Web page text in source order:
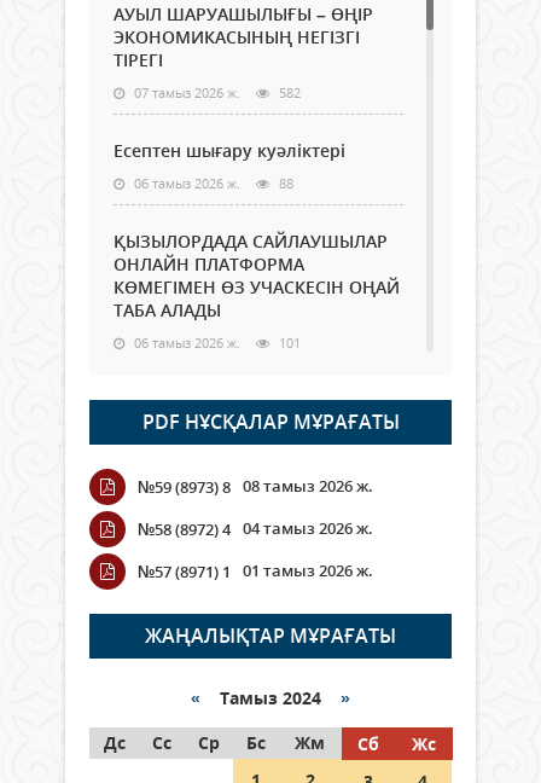
АУЫЛ ШАРУАШЫЛЫҒЫ – ӨҢІР
ЭКОНОМИКАСЫНЫҢ НЕГІЗГІ
ТІРЕГІ
07 тамыз 2026 ж. 582
Есептен шығару куәліктері
06 тамыз 2026 ж. 88
ҚЫЗЫЛОРДАДА САЙЛАУШЫЛАР
ОНЛАЙН ПЛАТФОРМА
КӨМЕГІМЕН ӨЗ УЧАСКЕСІН ОҢАЙ
ТАБА АЛАДЫ
06 тамыз 2026 ж. 101
Open Air: Қызылорда облысы
полиция департаменті 20
мыңнан астам көрерменнің
қауіпсіздігін қамтамасыз етті
06 тамыз 2026 ж.
Wi-Fi ҚАБЫРҒА АРҚЫЛЫ ҚАЛАЙ
ӨТЕДІ?
06 тамыз 2026 ж. 278
граждане Казахстана,
05 тамыз 2026 ж. 160
PDF НҰСҚАЛАР МҰРАҒАТЫ
№59 (8973) 8 08 тамыз 2026 ж.
№58 (8972) 4 04 тамыз 2026 ж.
№57 (8971) 1
01 тамыз 2026 ж.
ЖАҢАЛЫҚТАР МҰРАҒАТЫ
« Тамыз 2024 »
Дс
Сс Ср Бс Жм Сб
Жс